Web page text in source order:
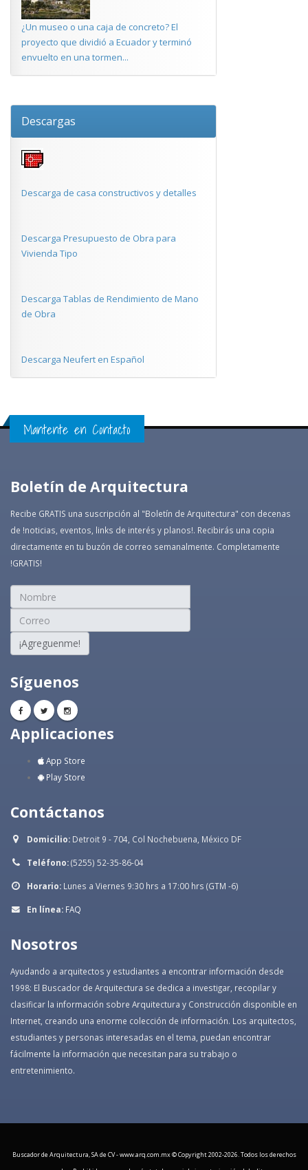
¿Un museo o una caja de concreto? El
proyecto que dividió a Ecuador y terminó
envuelto en una tormen...
Descargas
Descarga de casa constructivos y detalles
Descarga Presupuesto de Obra para
Vivienda Tipo
Descarga Tablas de Rendimiento de Mano
de Obra
Descarga Neufert en Español
Mantente en Contacto
Boletín de Arquitectura
Recibe GRATIS una suscripción al "Boletín de Arquitectura" con decenas
de !noticias, eventos, links de interés y planos!. Recibirás una copia
directamente en tu buzón de correo semanalmente. Completamente
!GRATIS!
¡Agreguenme!
Síguenos
Applicaciones
App Store
Play Store
Contáctanos
Domicilio: Detroit 9 - 704, Col Nochebuena, México DF
Teléfono:(5255) 52-35-86-04
Horario: Lunes a Viernes 9:30 hrs a 17:00 hrs (GTM -6)
En línea: FAQ
Nosotros
Ayudando a arquitectos y estudiantes a encontrar información desde
1998: El Buscador de Arquitectura se dedica a investigar, recopilar y
clasificar la información sobre Arquitectura y Construcción disponible en
Internet, creando una enorme colección de información. Los arquitectos,
estudiantes y personas interesadas en el tema, puedan encontrar
fácilmente la información que necesitan para su trabajo o
entretenimiento.
Buscador de Arquitectura, SA de CV - www.arq.com.mx © Copyright 2002-2026. Todos los derechos